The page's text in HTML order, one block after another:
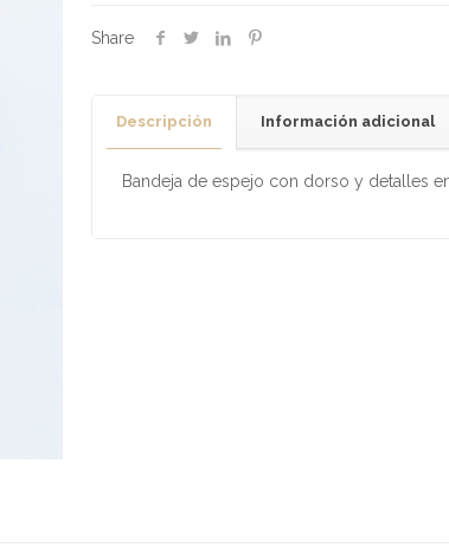
Share
Descripción Información adicional
Bandeja de espejo con dorso y detalles